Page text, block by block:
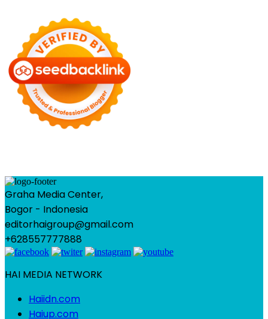
Graha Media Center,
Bogor - Indonesia
editorhaigroup@gmail.com
+628557777888
HAI MEDIA NETWORK
Haiidn.com
Haiup.com